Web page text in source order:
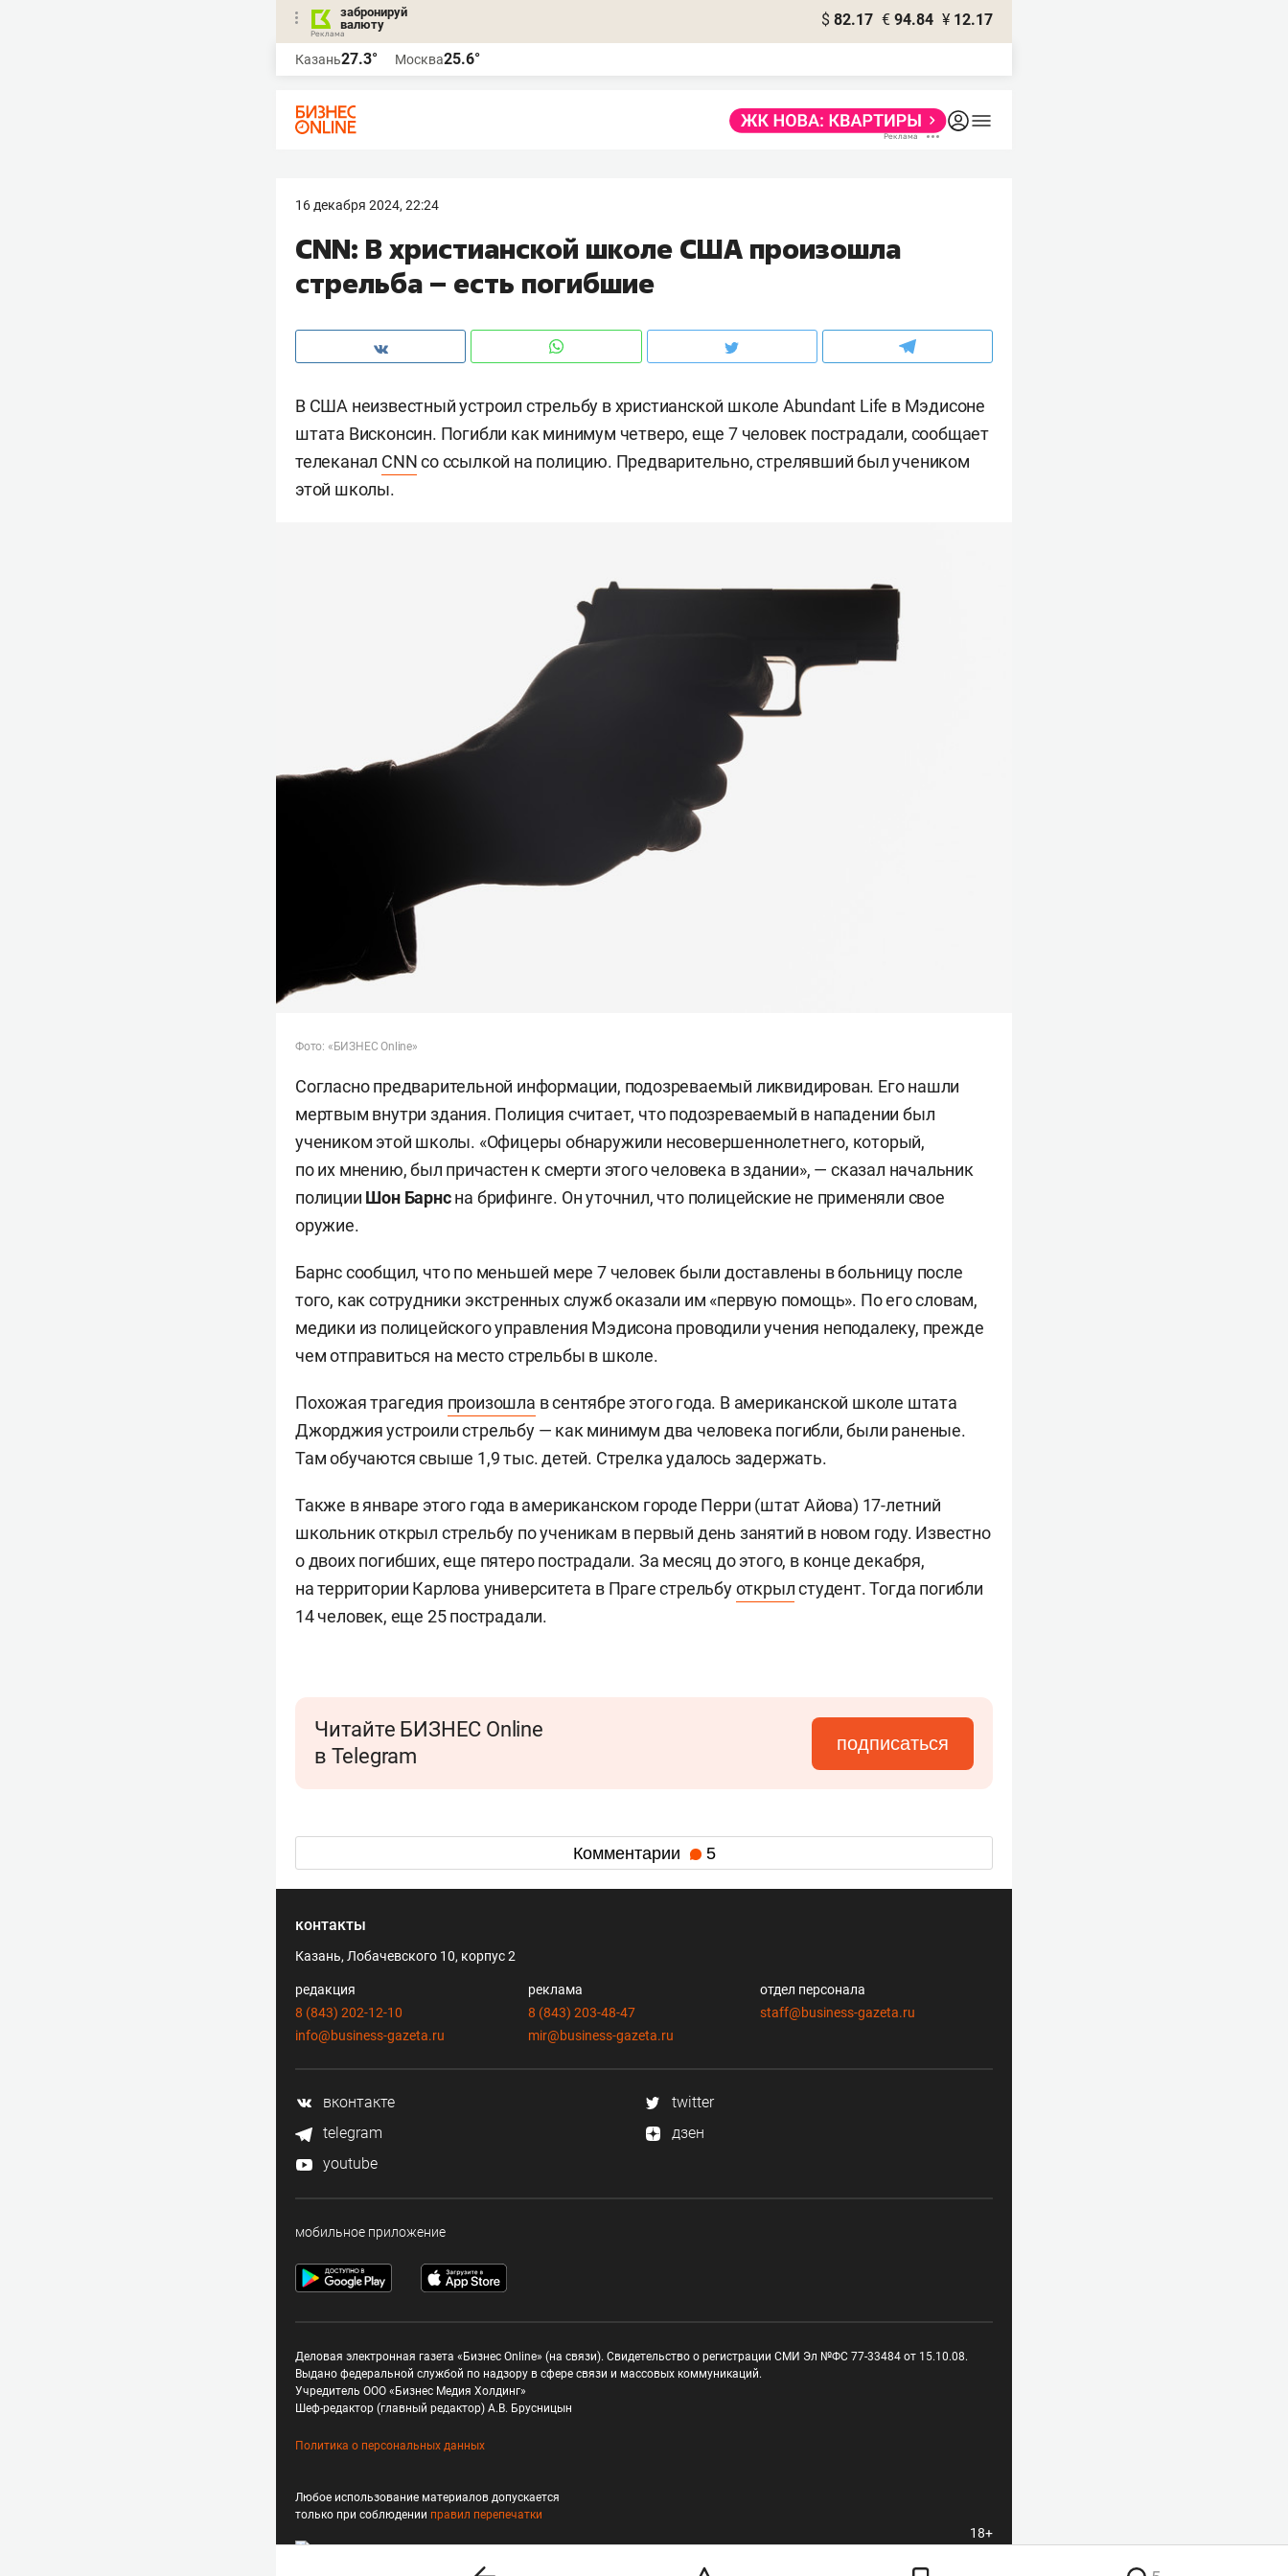
забронируй
валюту
$ 82.17 € 94.84 ¥ 12.17
Казань27.3° Москва25.6°
16 декабря 2024, 22:24
CNN: В христианской школе США произошла
стрельба – есть погибшие
В США неизвестный устроил стрельбу в христианской школе Abundant Life в Мэдисоне
штата Висконсин. Погибли как минимум четверо, еще 7 человек пострадали, сообщает
телеканал CNNсо ссылкой на полицию. Предварительно, стрелявший был учеником
этой школы.
Фото: «БИЗНЕСOnline»
Согласно предварительной информации, подозреваемый ликвидирован. Его нашли
мертвым внутри здания. Полиция считает, что подозреваемый в нападении был
учеником этой школы. «Офицеры обнаружили несовершеннолетнего, который,
по их мнению, был причастен к смерти этого человека в здании», — сказал начальник
полиции Шон Барнсна брифинге. Он уточнил, что полицейские не применяли свое
оружие.
Барнс сообщил, что по меньшей мере 7 человек были доставлены в больницу после
того, как сотрудники экстренных служб оказали им «первую помощь». По его словам,
медики из полицейского управления Мэдисона проводили учения неподалеку, прежде
чем отправиться на место стрельбы в школе.
Похожая трагедия произошла в сентябре этого года. В американской школе штата
Джорджия устроили стрельбу — как минимум два человека погибли, были раненые.
Там обучаются свыше 1,9 тыс. детей. Стрелка удалось задержать.
Также в январе этого года в американском городе Перри (штат Айова) 17-летний
школьник открыл стрельбу по ученикам в первый день занятий в новом году. Известно
о двоих погибших, еще пятеро пострадали. За месяц до этого, в конце декабря,
на территории Карлова университета в Праге стрельбуоткрылстудент. Тогда погибли
14 человек, еще 25 пострадали.
Читайте БИЗНЕС Online
в Telegram
подписаться
Комментарии 5
контакты
Казань, Лобачевского 10, корпус 2
редакция
8 (843) 202-12-10
info@business-gazeta.ru
реклама
8 (843) 203-48-47
mir@business-gazeta.ru
отдел персонала
staff@business-gazeta.ru
вконтакте
twitter
telegram
дзен
youtube
мобильное приложение
Деловая электронная газета «Бизнес Online» (на связи). Свидетельство о регистрации СМИ Эл №ФС 77-33484 от 15.10.08.
Выдано федеральной службой по надзору в сфере связи и массовых коммуникаций.
Учредитель ООО «Бизнес Медия Холдинг»
Шеф-редактор (главный редактор) А.В. Брусницын
Политика о персональных данных
Любое использование материалов допускается
только при соблюдении правил перепечатки
18+